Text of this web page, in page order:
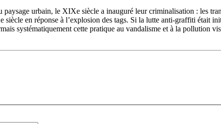
urbain, le XIXe siècle a inauguré leur criminalisation : les
en réponse à l’explosion des tags. Si la lutte anti-graffiti était
systématiquement cette pratique au vandalisme et à la pollution